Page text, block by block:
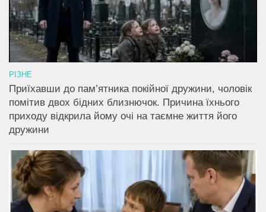
РІЗНЕ
Приїхавши до пам’ятника покійної дружини, чоловік
помітив двох бідних близнючок. Причина їхнього
приходу відкрила йому очі на таємне життя його
дружини